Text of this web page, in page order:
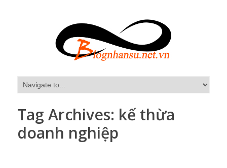
Tag Archives: kế thừa
doanh nghiệp